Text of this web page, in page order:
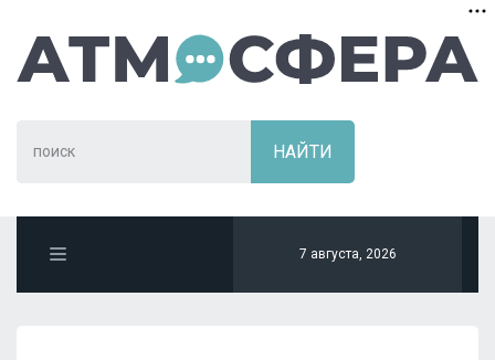
7 августа, 2026